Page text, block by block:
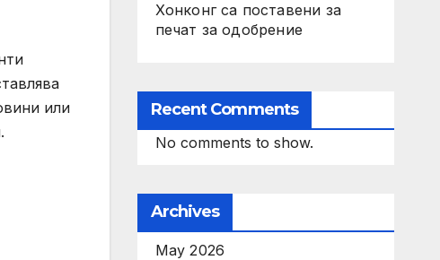
или
Хонконг са поставени за
печат за одобрение
Recent Comments
No comments to show.
Archives
May 2026